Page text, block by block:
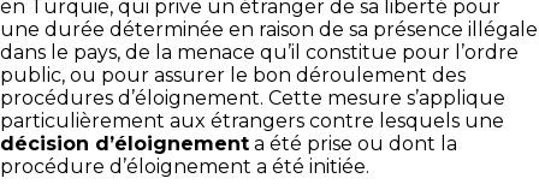
en Turquie, qui prive un étranger de sa liberté pour
une durée déterminée en raison de sa présence illégale
dans le pays, de la menace qu’il constitue pour l’ordre
public, ou pour assurer le bon déroulement des
procédures d’éloignement. Cette mesure s’applique
particulièrement aux étrangers contre lesquels une
décision d’éloignement a été prise ou dont la
procédure d’éloignement a été initiée.